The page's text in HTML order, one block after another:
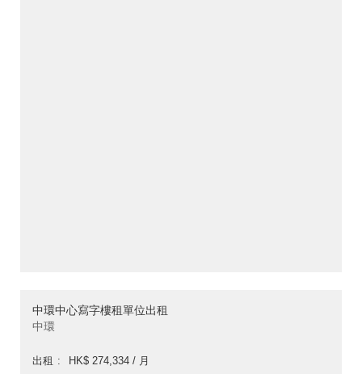
中環中心寫字樓租單位出租
中環
出租
HK$ 274,334 / 月